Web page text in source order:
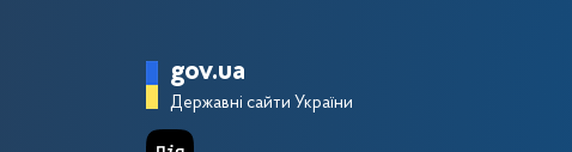
Головна сторінка
gov.ua
Державні сайти України